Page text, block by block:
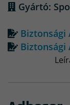
Gyártó:
Biztonsági
Biztonsági